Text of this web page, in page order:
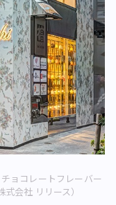
ョコレートフレーバー
会社 リリース）